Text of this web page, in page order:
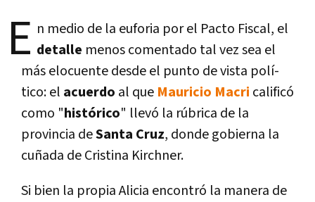
E n medio de la euforia por el Pacto Fiscal, el
detalle menos comentado tal vez sea el
más elocuente desde el punto de vista polí­
tico: el acuerdo al que Mauricio Macri calificó
como "histórico" llevó la rúbrica de la
provincia deSanta Cruz, donde gobierna la
cuñada de Cristina Kirchner.
Si bien la propia Alicia encontró la manera de